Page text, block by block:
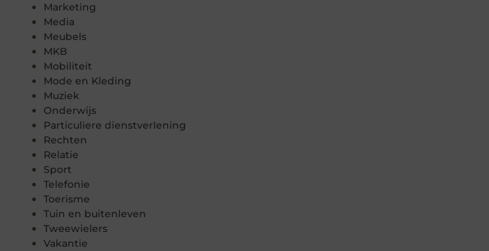
Marketing
Media
Meubels
MKB
Mobiliteit
Mode en Kleding
Muziek
Onderwijs
Particuliere dienstverlening
Rechten
Relatie
Sport
Telefonie
Toerisme
Tuin en buitenleven
Tweewielers
Vakantie